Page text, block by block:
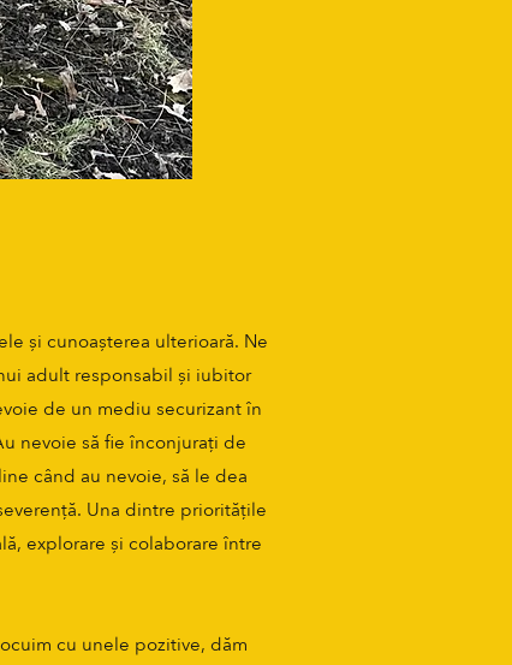
și cunoașterea ulterioară. Ne
adult responsabil și iubitor
de un mediu securizant în
nevoie să fie înconjurați de
când au nevoie, să le dea
Una dintre prioritățile
explorare și colaborare între
cu unele pozitive, dăm